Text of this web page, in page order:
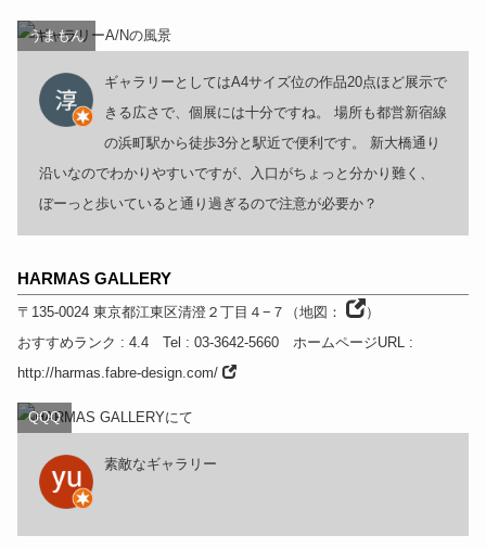
うまもん
ギャラリーとしてはA4サイズ位の作品20点ほど展示で
きる広さで、個展には十分ですね。 場所も都営新宿線
の浜町駅から徒歩3分と駅近で便利です。 新大橋通り
沿いなのでわかりやすいですが、入口がちょっと分かり難く、
ぼーっと歩いていると通り過ぎるので注意が必要か？
HARMAS GALLERY
〒135-0024 東京都江東区清澄２丁目４−７ （地図：
）
おすすめランク : 4.4 Tel : 03-3642-5660 ホームページURL:
http://harmas.fabre-design.com/
QQQ
素敵なギャラリー